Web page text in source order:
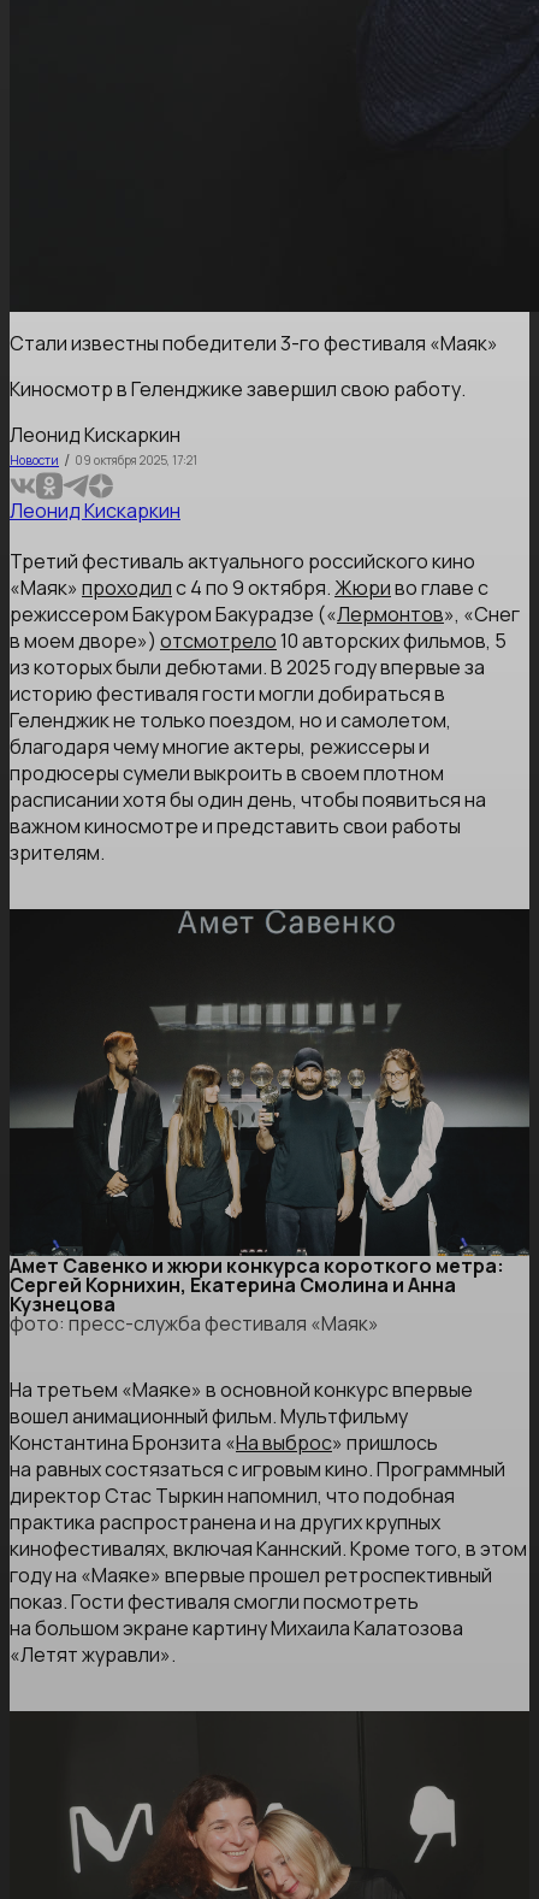
Стали известны победители 3-го фестиваля «Маяк»
Киносмотр в Геленджике завершил свою работу.
Леонид Кискаркин
Новости / 09 октября 2025, 17:21
Леонид Кискаркин
Третий фестиваль актуального российского кино
«Маяк» проходилс 4 по 9 октября.Жюриво главе с
режиссером Бакуром Бакурадзе («Лермонтов», «Снег
в моем дворе») отсмотрело10 авторских фильмов, 5
из которых были дебютами. В 2025 году впервые за
историю фестиваля гости могли добираться в
Геленджик не только поездом, но и самолетом,
благодаря чему многие актеры, режиссеры и
продюсеры сумели выкроить в своем плотном
расписании хотя бы один день, чтобы появиться на
важном киносмотре и представить свои работы
зрителям.
Амет Савенко и жюри конкурса короткого метра:
Сергей Корнихин, Екатерина Смолина и Анна
Кузнецова
фото: пресс-служба фестиваля «Маяк»
На третьем «Маяке» в основной конкурс впервые
вошел анимационный фильм. Мультфильму
Константина Бронзита «На выброс» пришлось
на равных состязаться с игровым кино. Программный
директор Стас Тыркин напомнил, что подобная
практика распространена и на других крупных
кинофестивалях, включая Каннский. Кроме того, в этом
году на «Маяке» впервые прошел ретроспективный
показ. Гости фестиваля смогли посмотреть
на большом экране картину Михаила Калатозова
«Летят журавли».